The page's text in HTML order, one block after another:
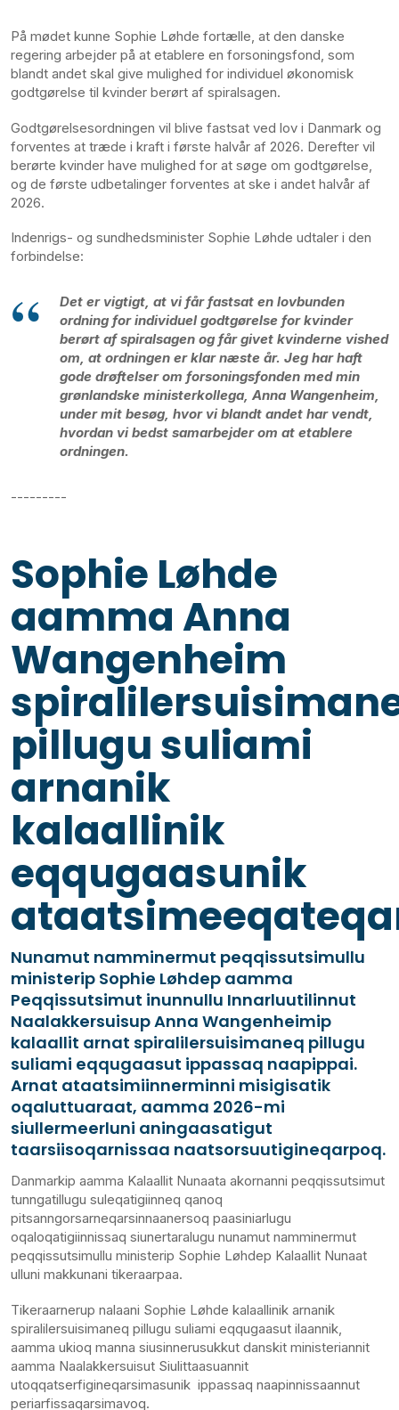
På mødet kunne Sophie Løhde fortælle, at den danske
regering arbejder på at etablere en forsoningsfond, som
blandt andet skal give mulighed for individuel økonomisk
godtgørelse til kvinder berørt af spiralsagen.
Godtgørelsesordningen vil blive fastsat ved lov i Danmark og
forventes at træde i kraft i første halvår af 2026. Derefter vil
berørte kvinder have mulighed for at søge om godtgørelse,
og de første udbetalinger forventes at ske i andet halvår af
2026.
Indenrigs- og sundhedsminister Sophie Løhde udtaler i den
forbindelse:
Det er vigtigt, at vi får fastsat en lovbunden
ordning for individuel godtgørelse for kvinder
berørt af spiralsagen og får givet kvinderne vished
om, at ordningen er klar næste år. Jeg har haft
gode drøftelser om forsoningsfonden med min
grønlandske ministerkollega, Anna Wangenheim,
under mit besøg, hvor vi blandt andet har vendt,
hvordan vi bedst samarbejder om at etablere
ordningen.
---------
Sophie Løhde
aamma Anna
Wangenheim
pillugu suliami
arnanik
kalaallinik
eqqugaasunik
Nunamut namminermut peqqissutsimullu
ministerip Sophie Løhdep aamma
Peqqissutsimut inunnullu Innarluutilinnut
Naalakkersuisup Anna Wangenheimip
kalaallit arnat spiralilersuisimaneq pillugu
suliami eqqugaasut ippassaq naapippai.
Arnat ataatsimiinnerminni misigisatik
oqaluttuaraat, aamma 2026-mi
siullermeerluni aningaasatigut
taarsiisoqarnissaa naatsorsuutigineqarpoq.
Danmarkip aamma Kalaallit Nunaata akornanni peqqissutsimut
tunngatillugu suleqatigiinneq qanoq
pitsanngorsarneqarsinnaanersoq paasiniarlugu
oqaloqatigiinnissaq siunertaralugu nunamut namminermut
peqqissutsimullu ministerip Sophie Løhdep Kalaallit Nunaat
ulluni makkunani tikeraarpaa.
Tikeraarnerup nalaani Sophie Løhde kalaallinik arnanik
spiralilersuisimaneq pillugu suliami eqqugaasut ilaannik,
aamma ukioq manna siusinnerusukkut danskit ministeriannit
aamma Naalakkersuisut Siulittaasuannit
utoqqatserfigineqarsimasunik ippassaq naapinnissaannut
periarfissaqarsimavoq.